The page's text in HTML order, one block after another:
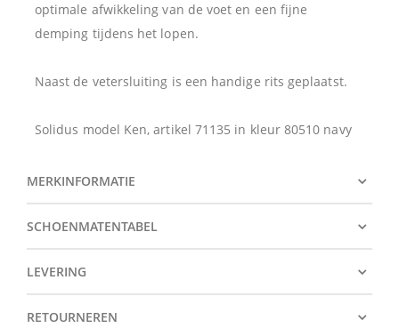
optimale afwikkeling van de voet en een fijne
demping tijdens het lopen.
Naast de vetersluiting is een handige rits geplaatst.
Solidus model Ken, artikel 71135 in kleur 80510 navy
MERKINFORMATIE
SCHOENMATENTABEL
LEVERING
RETOURNEREN